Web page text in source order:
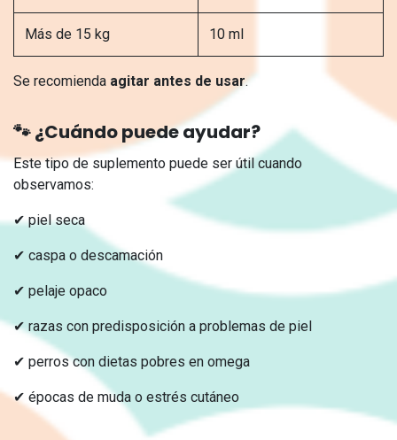
Más de 15 kg 10 ml
Se recomienda agitar antes de usar.
🐾 ¿Cuándo puede ayudar?
Este tipo de suplemento puede ser útil cuando
observamos:
✔ piel seca
✔ caspa o descamación
✔ pelaje opaco
✔ razas con predisposición a problemas de piel
✔ perros con dietas pobres en omega
✔ épocas de muda o estrés cutáneo